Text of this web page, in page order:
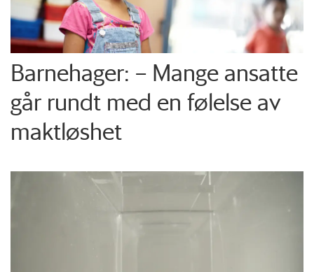
Barnehager: – Mange ansatte
går rundt med en følelse av
maktløshet